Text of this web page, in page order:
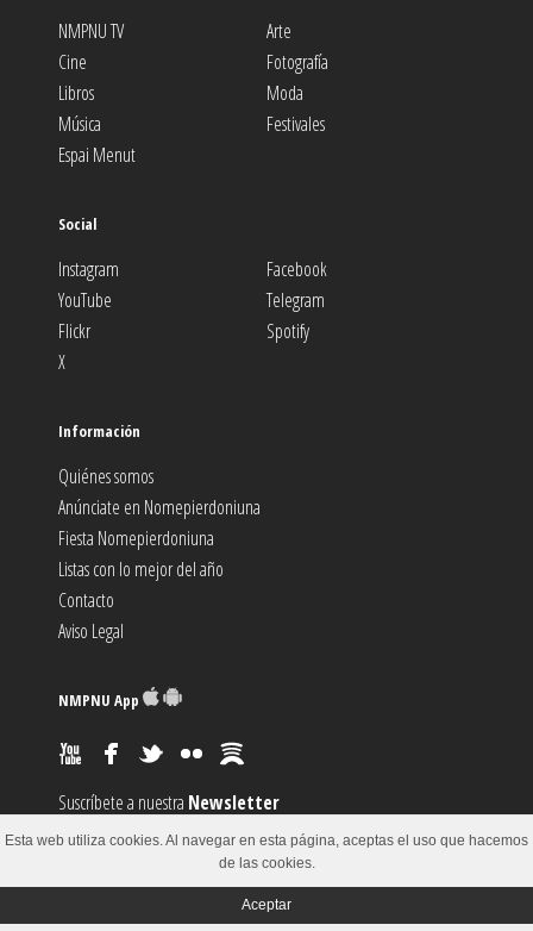
NMPNU TV
Arte
Cine
Fotografía
Libros
Moda
Música
Festivales
Espai Menut
Social
Instagram
Facebook
YouTube
Telegram
Flickr
Spotify
X
Información
Quiénes somos
Anúnciate en Nomepierdoniuna
Fiesta Nomepierdoniuna
Listas con lo mejor del año
Contacto
Aviso Legal
NMPNU App
Suscríbete a nuestra Newsletter
Suscríbete al canalRSS
© 2002-2018
Esta web utiliza cookies. Al navegar en esta página, aceptas el uso que hacemos
de las cookies.
Aceptar